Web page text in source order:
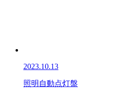
2023.10.13
照明自動点灯盤